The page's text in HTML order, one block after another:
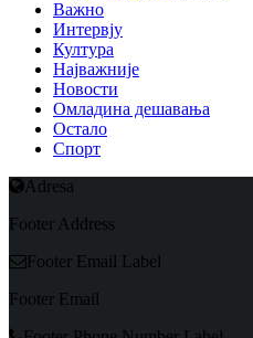
Важно
Интервју
Култура
Најважније
Новости
Омладина дешавања
Остало
Спорт
Adresa
Footer Address
Footer Email Label
Footer Email